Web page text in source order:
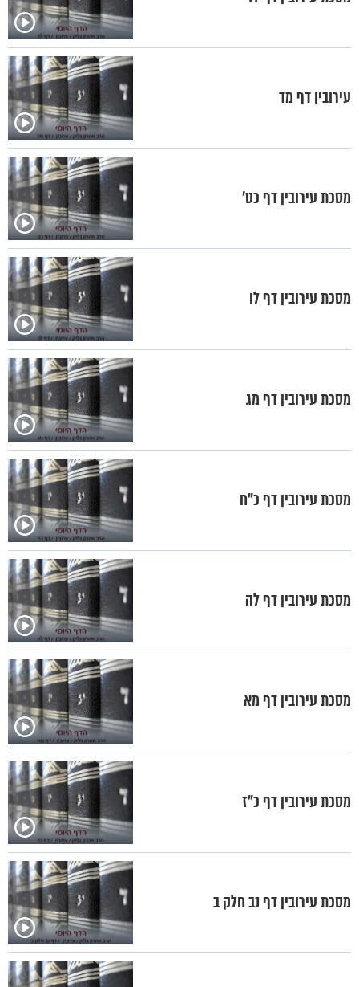
עירובין דף מד
מסכת עירובין דף כט'
מסכת עירובין דף לו
מסכת עירובין דף מג
מסכת עירובין דף כ"ח
מסכת עירובין דף לה
מסכת עירובין דף מא
מסכת עירובין דף כ"ז
מסכת עירובין דף נב חלק ב